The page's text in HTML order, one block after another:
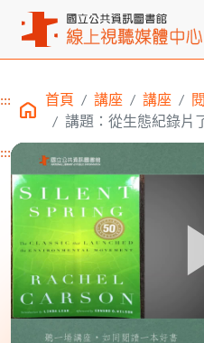
主要內容區塊
::: 首頁 講座 講座
講題：從生態紀錄片
:::